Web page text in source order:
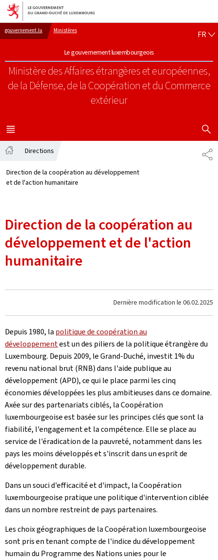
Aller au menu principal
Aller au contenu
gouvernement.lu Ministères
Le gouvernement luxembourgeois
Ministère des Affaires étrangères et européennes,
de la Défense, de la Coopération et du Commerce
extérieur
FR
MENU
PRINCIPAL
Directions
Direction de la coopération au développement
et de l'action humanitaire
Direction de la coopération au
développement et de l'action
humanitaire
Dernière modification le 06.02.2025
Depuis 1980, la politique de coopération au
développementest un des piliers de la politique étrangère du
Luxembourg. Depuis 2009, le Grand-Duché, investit 1% du
revenu national brut (RNB) dans l'aide publique au
développement (APD), ce qui le place parmi les cinq
économies développées les plus ambitieuses dans ce domaine.
Axée sur des partenariats ciblés, la Coopération
luxembourgeoise est basée sur les principes clés que sont la
fiabilité, l'engagement et la compétence. Elle se place au
service de l'éradication de la pauvreté, notamment dans les
pays les moins développés et s'inscrit dans un esprit de
développement durable.
Dans un souci d'efficacité et d'impact, la Coopération
luxembourgeoise pratique une politique d'intervention ciblée
dans un nombre restreint de pays partenaires.
Les choix géographiques de la Coopération luxembourgeoise
sont pris en tenant compte de l'indice du développement
humain du Programme des Nations unies pour le